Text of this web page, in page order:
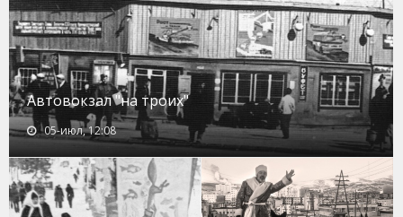
Автовокзал "на троих"
05-июл, 12:08